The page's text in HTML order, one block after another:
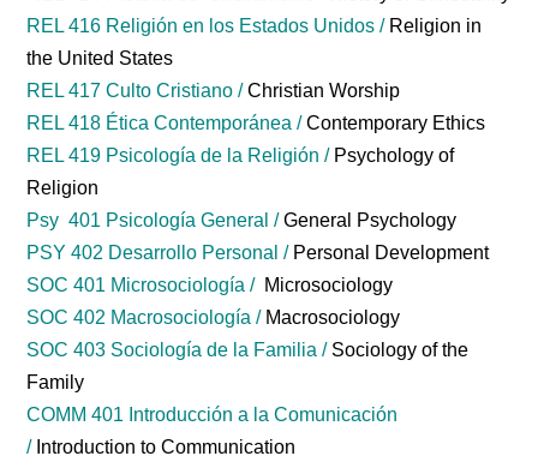
REL 416 Religión en los Estados Unidos / Religion in
the United States
REL 417 Culto Cristiano /Christian Worship
REL 418 Ética Contemporánea /Contemporary Ethics
REL 419 Psicología de la Religión /Psychology of
Religion
Psy 401 Psicología General /General Psychology
PSY 402 Desarrollo Personal /Personal Development
SOC 401 Microsociología / Microsociology
SOC 402 Macrosociología / Macrosociology
SOC 403 Sociología de la Familia / Sociology of the
Family
COMM 401 Introducción a la Comunicación
/ Introduction to Communication